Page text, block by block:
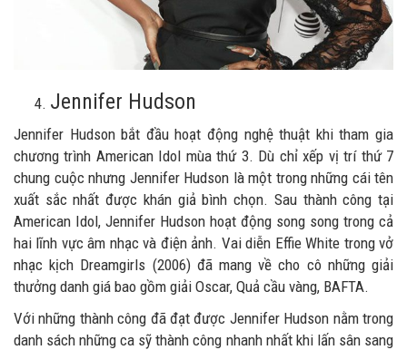
Jennifer Hudson
Jennifer Hudson bắt đầu hoạt động nghệ thuật khi tham gia
chương trình American Idol mùa thứ 3. Dù chỉ xếp vị trí thứ 7
chung cuộc nhưng Jennifer Hudson là một trong những cái tên
xuất sắc nhất được khán giả bình chọn. Sau thành công tại
American Idol, Jennifer Hudson hoạt động song song trong cả
hai lĩnh vực âm nhạc và điện ảnh. Vai diễn Effie White trong vở
nhạc kịch Dreamgirls (2006) đã mang về cho cô những giải
thưởng danh giá bao gồm giải Oscar, Quả cầu vàng, BAFTA.
Với những thành công đã đạt được Jennifer Hudson nằm trong
danh sách những ca sỹ thành công nhanh nhất khi lấn sân sang